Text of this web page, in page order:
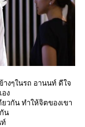
งๆในรถ อานนท์ ดีใจ
ง
วกัน ทำให้จิตของเขา
น